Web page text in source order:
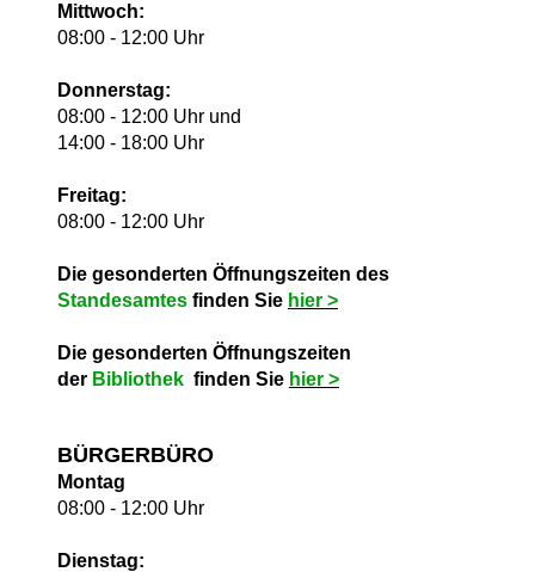
Mittwoch:
08:00 - 12:00 Uhr
Donnerstag:
08:00 - 12:00 Uhr und
14:00 - 18:00 Uhr
Freitag:
08:00 - 12:00 Uhr
Die gesonderten Öffnungszeiten des
Standesamtes finden Sie hier >
Die gesonderten Öffnungszeiten
der Bibliothek finden Sie hier >
BÜRGERBÜRO
Montag
08:00 - 12:00 Uhr
Dienstag: